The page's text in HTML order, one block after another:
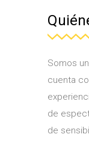
Somos
cuenta
de
de